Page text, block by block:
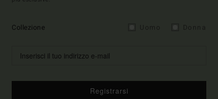
Collezione
Registrarsi